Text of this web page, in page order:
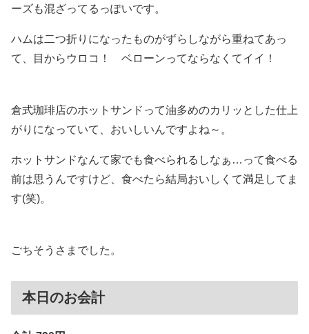
ーズも混ざってるっぽいです。
ハムは二つ折りになったものがずらしながら重ねてあっ
て、目からウロコ！ ベローンってならなくてイイ！
倉式珈琲店のホットサンドって油多めのカリッとした仕上
がりになっていて、おいしいんですよね～。
ホットサンドなんて家でも食べられるしなぁ…って食べる
前は思うんですけど、食べたら結局おいしくて満足してま
す(笑)。
ごちそうさまでした。
本日のお会計